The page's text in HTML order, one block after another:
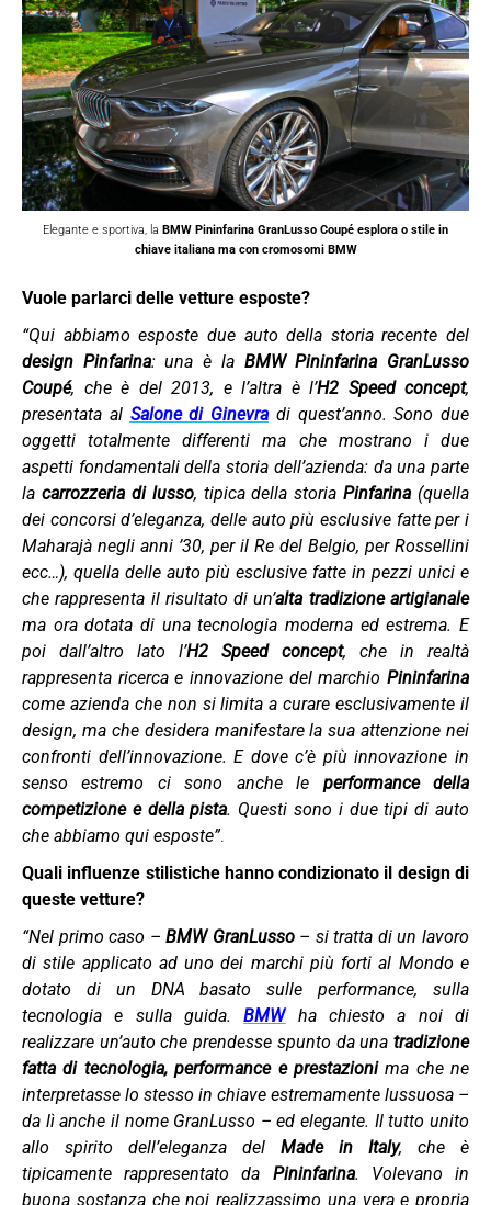
Elegante e sportiva, la BMW Pininfarina GranLusso Coupé esplora o stile in
chiave italiana ma con cromosomi BMW
Vuole parlarci delle vetture esposte?
“Qui abbiamo esposte due auto della storia recente del
design Pinfarina: una è la BMW Pininfarina GranLusso
Coupé, che è del 2013, e l’altra è l’H2 Speed concept,
presentata al Salone di Ginevradi quest’anno. Sono due
oggetti totalmente differenti ma che mostrano i due
aspetti fondamentali della storia dell’azienda: da una parte
la carrozzeria di lusso, tipica della storiaPinfarina(quella
dei concorsi d’eleganza, delle auto più esclusive fatte per i
Maharajà negli anni ’30, per il Re del Belgio, per Rossellini
ecc…), quella delle auto più esclusive fatte in pezzi unici e
che rappresenta il risultato di un’alta tradizione artigianale
ma ora dotata di una tecnologia moderna ed estrema. E
poi dall’altro lato l’H2 Speed concept, che in realtà
rappresenta ricerca e innovazione del marchio Pininfarina
come azienda che non si limita a curare esclusivamente il
design, ma che desidera manifestare la sua attenzione nei
confronti dell’innovazione. E dove c’è più innovazione in
senso estremo ci sono anche le performance della
competizione e della pista. Questi sono i due tipi di auto
che abbiamo qui esposte”.
Quali influenze stilistiche hanno condizionato il design di
queste vetture?
“Nel primo caso –BMW GranLusso– si tratta di un lavoro
di stile applicato ad uno dei marchi più forti al Mondo e
dotato di un DNA basato sulle performance, sulla
tecnologia e sulla guida.BMWha chiesto a noi di
realizzare un’auto che prendesse spunto da una tradizione
fatta di tecnologia, performance e prestazionima che ne
interpretasse lo stesso in chiave estremamente lussuosa –
da lì anche il nome GranLusso – ed elegante. Il tutto unito
allo spirito dell’eleganza del Made in Italy, che è
tipicamente rappresentato da Pininfarina. Volevano in
buona sostanza che noi realizzassimo una vera e propria